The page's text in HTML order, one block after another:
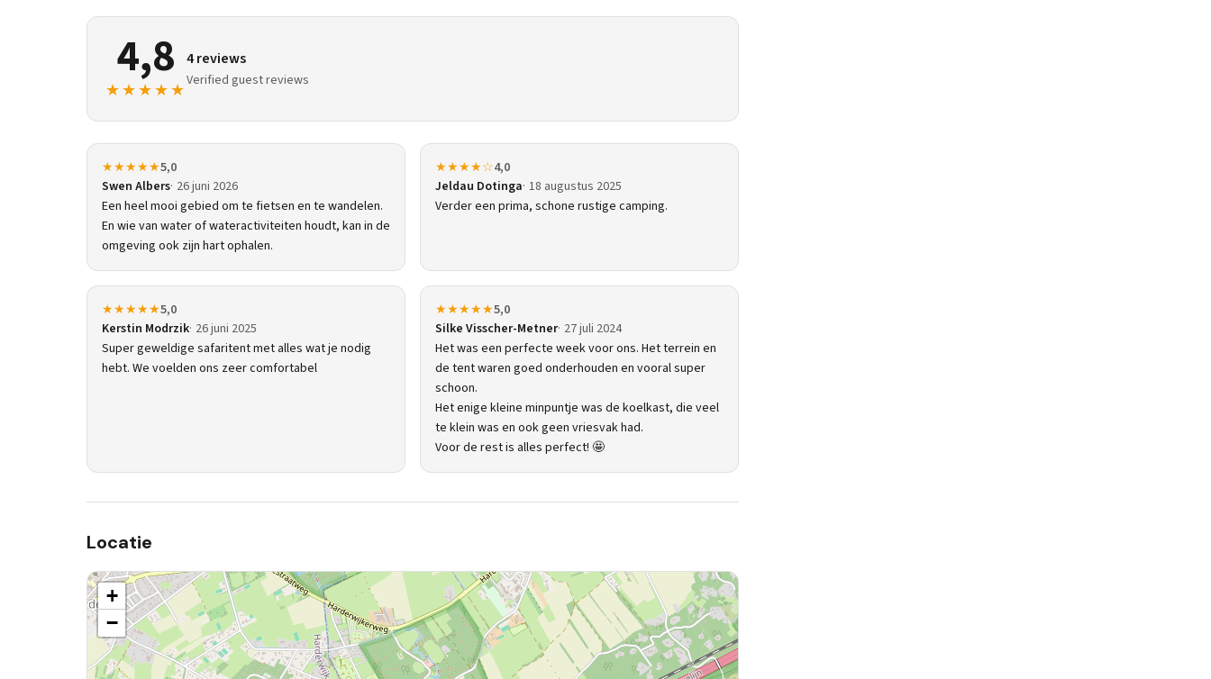
4,8
★★★★★
4 reviews
Verified guest reviews
★★★★★5,0
Swen Albers 26 juni 2026
Een heel mooi gebied om te fietsen en te wandelen.
En wie van water of wateractiviteiten houdt, kan in de
omgeving ook zijn hart ophalen.
★★★★☆4,0
Jeldau Dotinga 18 augustus 2025
Verder een prima, schone rustige camping.
★★★★★5,0
Kerstin Modrzik 26 juni 2025
Super geweldige safaritent met alles wat je nodig
hebt. We voelden ons zeer comfortabel
★★★★★5,0
Silke Visscher-Metner 27 juli 2024
Het was een perfecte week voor ons. Het terrein en
de tent waren goed onderhouden en vooral super
schoon.
Het enige kleine minpuntje was de koelkast, die veel
te klein was en ook geen vriesvak had.
Voor de rest is alles perfect! 🤩
Locatie
+
−